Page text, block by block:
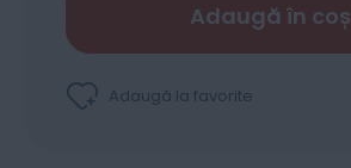
Adaugă în coș
Adaugă la favorite